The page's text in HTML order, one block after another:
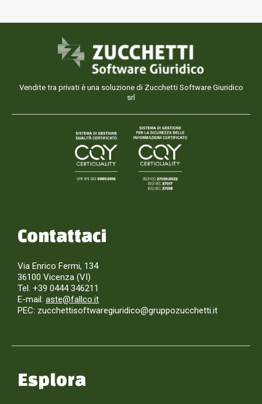
Vendite tra privati è una soluzione di Zucchetti Software Giuridico
srl
Contattaci
Via Enrico Fermi, 134
36100 Vicenza (VI)
Tel. +39 0444 346211
E-mail: aste@fallco.it
PEC: zucchettisoftwaregiuridico@gruppozucchetti.it
Esplora